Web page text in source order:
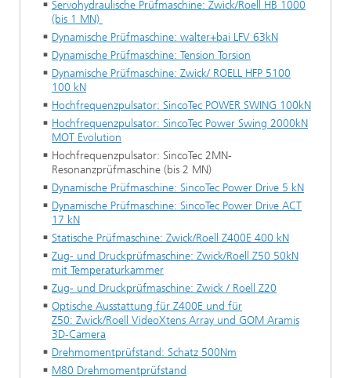
Servohydraulische Prüfmaschine: Zwick/Roell HB 1000
(bis 1 MN)
Dynamische Prüfmaschine: walter+bai LFV 63kN
Dynamische Prüfmaschine: Tension Torsion
Dynamische Prüfmaschine: Zwick/ ROELL HFP 5100
100 kN
Hochfrequenzpulsator: SincoTec POWER SWING 100kN
Hochfrequenzpulsator: SincoTec Power Swing 2000kN
MOT Evolution
Hochfrequenzpulsator: SincoTec 2MN-
Resonanzprüfmaschine (bis 2 MN)
Dynamische Prüfmaschine: SincoTec Power Drive 5 kN
Dynamische Prüfmaschine: SincoTec Power Drive ACT
17 kN
Statische Prüfmaschine: Zwick/Roell Z400E 400 kN
Zug- und Druckprüfmaschine: Zwick/Roell Z50 50kN
mit Temperaturkammer
Zug- und Druckprüfmaschine: Zwick / Roell Z20
Optische Ausstattung für Z400E und für
Z50: Zwick/Roell VideoXtens Array und GOM Aramis
3D-Camera
Drehmomentprüfstand: Schatz 500Nm
M80 Drehmomentprüfstand